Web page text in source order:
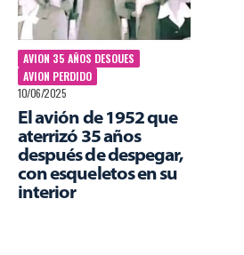
AVION 35 AÑOS DESOUES
AVION PERDIDO
10/06/2025
El avión de 1952 que
aterrizó 35 años
después de despegar,
con esqueletos en su
interior